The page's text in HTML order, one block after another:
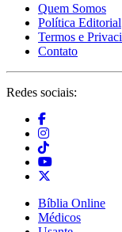
Quem Somos
Política Editorial
Termos e
Contato
Redes sociais:
Bíblia Online
Médicos